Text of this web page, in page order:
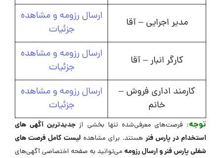
مدیر اجرایی – آقا
ارسال رزومه و مشاهده
جزئیات
کارگر انبار – آقا
ارسال رزومه و مشاهده
جزئیات
کارمند اداری فروش –
خانم
ارسال رزومه و مشاهده
جزئیات
توجه: فرصت‌های معرفی‌شده تنها بخشی ازجدیدترین آگهی های
استخدام در پارس فنر هستند. برای مشاهده لیست کامل فرصت های
شغلی پارس فنر و ارسال رزومهمی‌توانید به صفحه اختصاصی آگهی‌های